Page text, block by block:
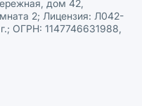
дом 42,
2; Лицензия: Л042-
ОГРН: 1147746631988,